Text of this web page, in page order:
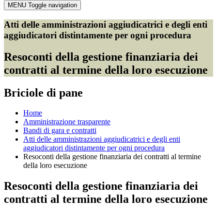
MENU Toggle navigation
Atti delle amministrazioni aggiudicatrici e degli enti
aggiudicatori distintamente per ogni procedura
Resoconti della gestione finanziaria dei
contratti al termine della loro esecuzione
Briciole di pane
Home
Amministrazione trasparente
Bandi di gara e contratti
Atti delle amministrazioni aggiudicatrici e degli enti
aggiudicatori distintamente per ogni procedura
Resoconti della gestione finanziaria dei contratti al termine
della loro esecuzione
Resoconti della gestione finanziaria dei
contratti al termine della loro esecuzione